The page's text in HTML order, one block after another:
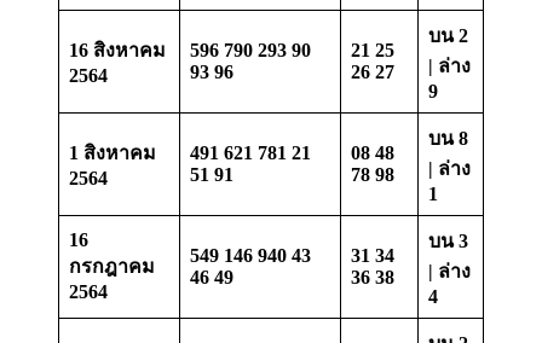
16 สิงหาคม
2564
596 790 293 90
93 96
21 25
26 27
บน 2
| ล่าง
9
1 สิงหาคม
2564
491 621 781 21
51 91
08 48
78 98
บน 8
| ล่าง
1
16
กรกฎาคม
2564
549 146 940 43
46 49
31 34
36 38
บน 3
| ล่าง
4